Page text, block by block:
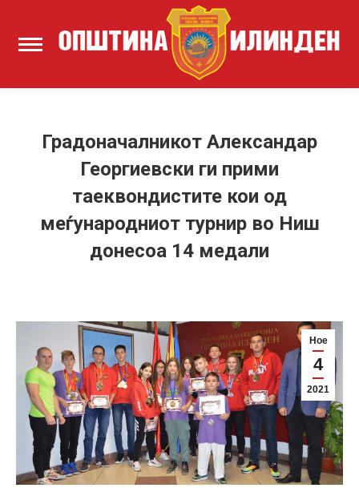
Градоначалникот Александар
Георгиевски ги прими
таеквондистите кои од
меѓународниот турнир во Ниш
донесоа 14 медали
Ное
4
2021